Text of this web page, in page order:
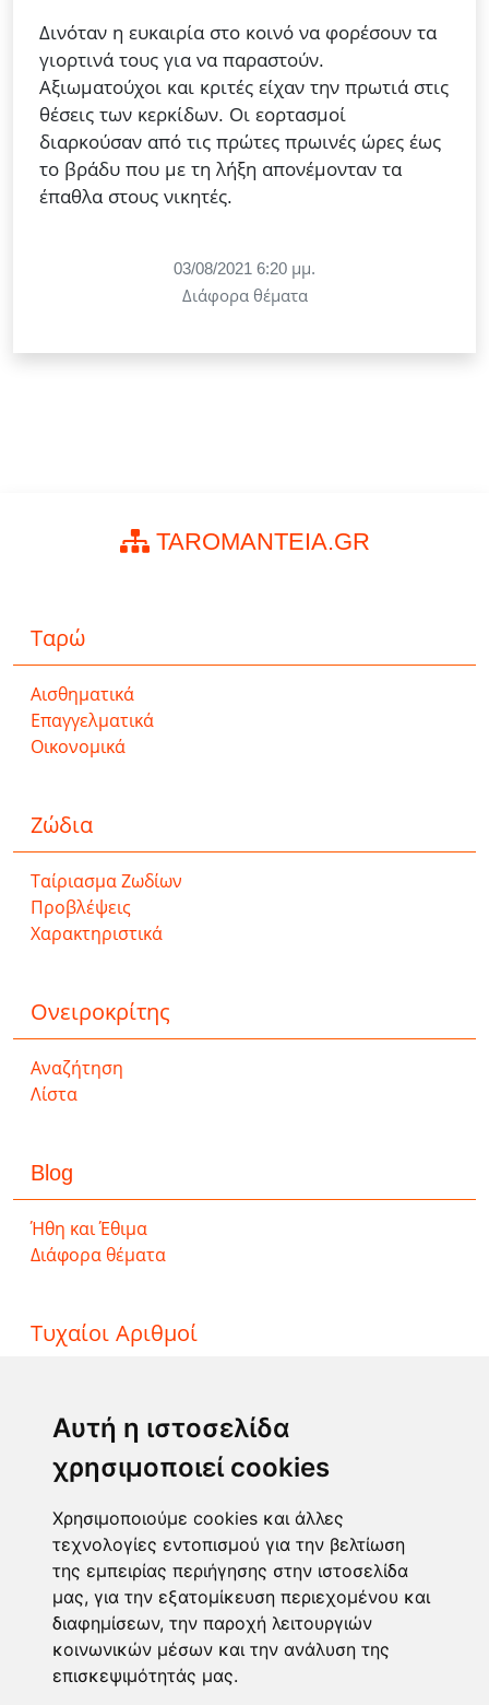
Αυτή η ιστοσελίδα
χρησιμοποιεί cookies
Χρησιμοποιούμε cookies και άλλες
τεχνολογίες εντοπισμού για την βελτίωση
της εμπειρίας περιήγησης στην ιστοσελίδα
μας, για την εξατομίκευση περιεχομένου και
διαφημίσεων, την παροχή λειτουργιών
κοινωνικών μέσων και την ανάλυση της
επισκεψιμότητάς μας.
Δινόταν η ευκαιρία στο κοινό να φορέσουν τα
γιορτινά τους για να παραστούν.
Αξιωματούχοι και κριτές είχαν την πρωτιά στις
θέσεις των κερκίδων. Οι εορτασμοί
διαρκούσαν από τις πρώτες πρωινές ώρες έως
το βράδυ που με τη λήξη απονέμονταν τα
έπαθλα στους νικητές.
03/08/2021 6:20 μμ.
Διάφορα θέματα
TAROMANTEIA.GR
Ταρώ
Αισθηματικά
Επαγγελματικά
Οικονομικά
Ζώδια
Ταίριασμα Ζωδίων
Προβλέψεις
Χαρακτηριστικά
Ονειροκρίτης
Αναζήτηση
Λίστα
Blog
Ήθη και Έθιμα
Διάφορα θέματα
Τυχαίοι Αριθμοί
ΛΟΤΤΟ
ΚΙΝΟ
EXTRA 5
Επικοινωνία
Φόρμα επικοινωνίας
info@taromanteia.gr